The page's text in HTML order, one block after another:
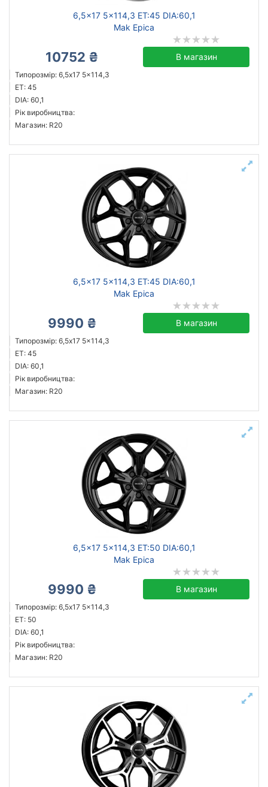
6,5x17 5x114,3 ET:45 DIA:60,1
Mak Epica
10752 ₴ В магазин
Типорозмір: 6,5x17 5x114,3
ET: 45
DIA: 60,1
Рік виробництва:
Магазин: R20
6,5x17 5x114,3 ET:45 DIA:60,1
Mak Epica
9990 ₴ В магазин
Типорозмір: 6,5x17 5x114,3
ET: 45
DIA: 60,1
Рік виробництва:
Магазин: R20
6,5x17 5x114,3 ET:50 DIA:60,1
Mak Epica
9990 ₴ В магазин
Типорозмір: 6,5x17 5x114,3
ET: 50
DIA: 60,1
Рік виробництва:
Магазин: R20